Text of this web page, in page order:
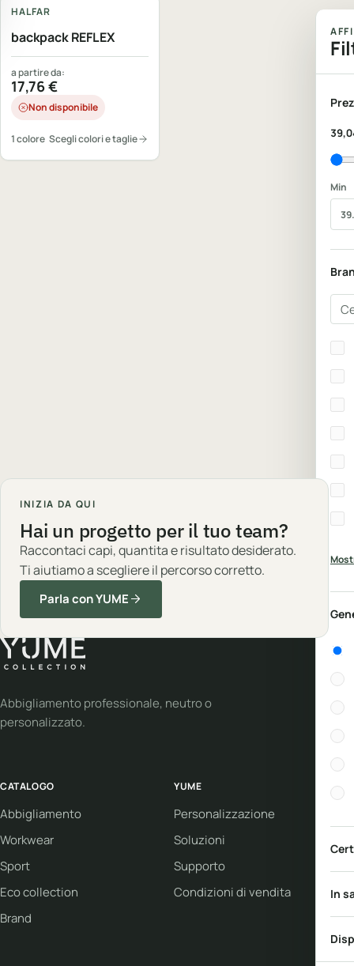
Min
In
HALFAR
backpack REFLEX
a partire da:
17,76€
Non disponibile
1 colore Scegli colori e taglie
INIZIA DA QUI
Hai un progetto per il tuo team?
Raccontaci capi, quantita e risultato desiderato.
Ti aiutiamo a scegliere il percorso corretto.
Parla con YUME
Abbigliamento professionale, neutro o
personalizzato.
CATALOGO
Abbigliamento
Workwear
Sport
Eco collection
Brand
YUME
Personalizzazione
Soluzioni
Supporto
Condizioni di vendita